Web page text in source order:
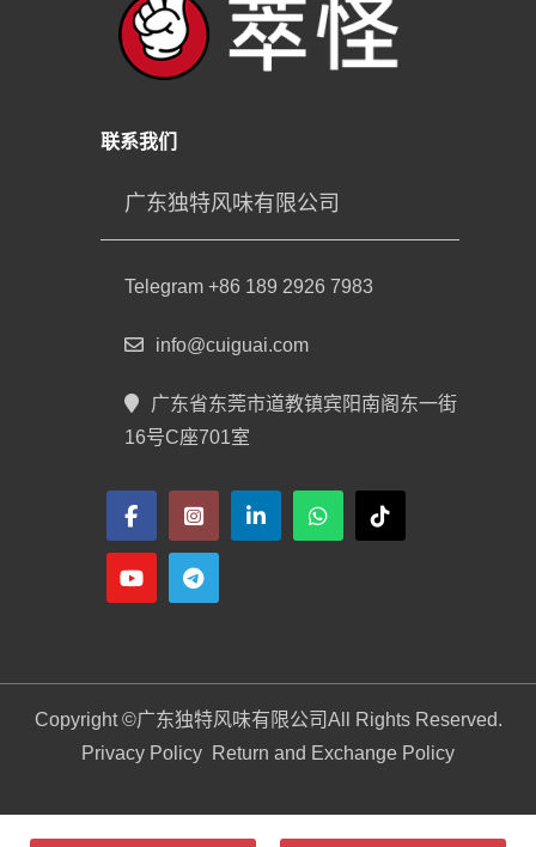
联系我们
广东独特风味有限公司
Telegram +86 189 2926 7983
info@cuiguai.com
广东省东莞市道教镇宾阳南阁东一街
16号C座701室
Copyright ©广东独特风味有限公司All Rights Reserved.
Privacy Policy Return and Exchange Policy